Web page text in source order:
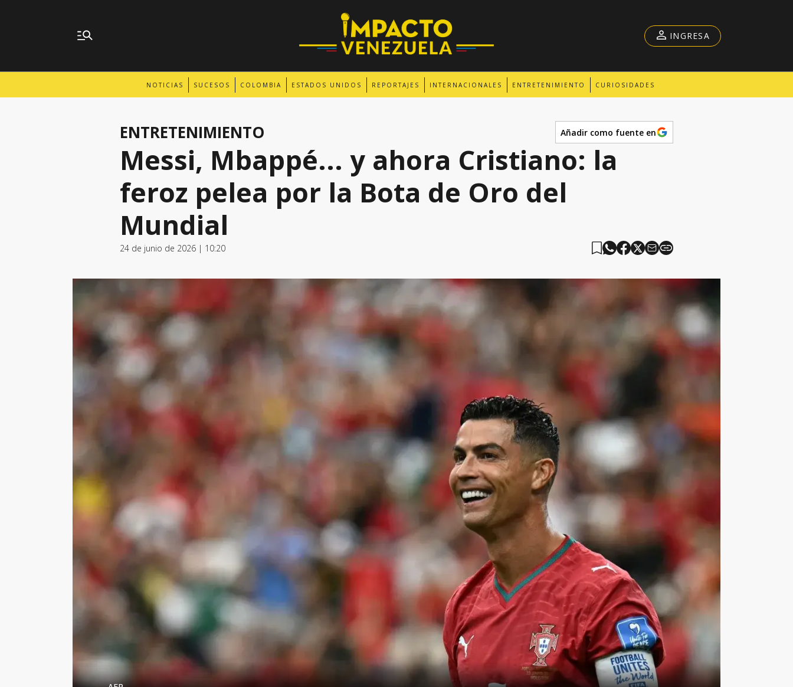
NOTICIAS SUCESOS COLOMBIA ESTADOS UNIDOS REPORTAJES INTERNACIONALES ENTRETENIMIENTO CURIOSIDADES
INGRESA
ENTRETENIMIENTO Añadir como fuente en
Messi, Mbappé... y ahora Cristiano: la
feroz pelea por la Bota de Oro del
Mundial
24 de junio de 2026 | 10:20